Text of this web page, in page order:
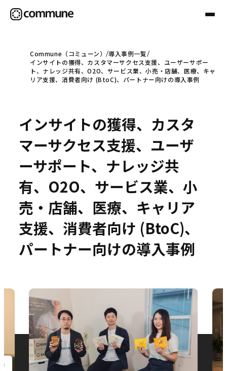
Communeについて
事例
お役立ち情報
Commune（コミューン）
導入事例一覧
インサイトの獲得、カスタマーサクセス支援、ユーザーサポー
ト、ナレッジ共有、O2O、サービス業、小売・店舗、医療、キャ
リア支援、消費者向け (BtoC)、パートナー向けの導入事例
インサイトの獲得、カスタ
マーサクセス支援、ユーザ
ーサポート、ナレッジ共
有、O2O、サービス業、小
売・店舗、医療、キャリア
支援、消費者向け (BtoC)、
パートナー向けの導入事例